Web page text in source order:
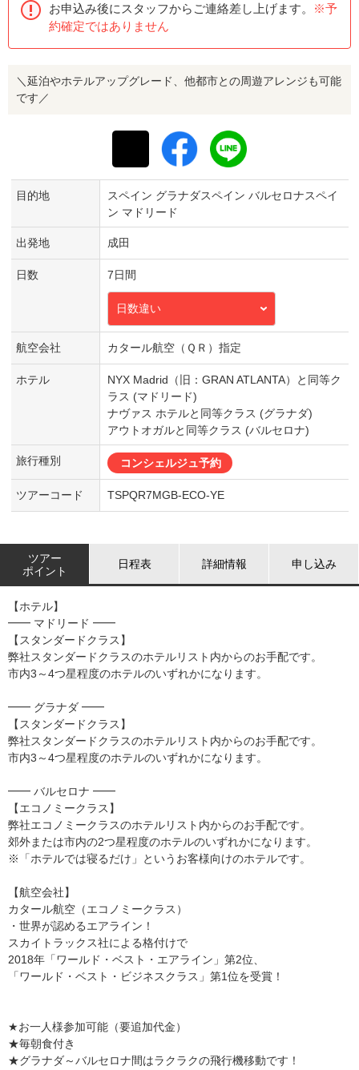
お申込み後にスタッフからご連絡差し上げます。
※予
約確定ではありません
＼延泊やホテルアップグレード、他都市との周遊アレンジも可能
です／
目的地
スペイン グラナダスペイン バルセロナスペイ
ン マドリード
出発地 成田
日数 7日間
日数違い
航空会社 カタール航空（ＱＲ）指定
ホテル
NYX Madrid（旧：GRAN ATLANTA）と同等ク
ラス (マドリード)
ナヴァス ホテルと同等クラス (グラナダ)
アウトオガルと同等クラス (バルセロナ)
旅行種別 コンシェルジュ予約
ツアーコード TSPQR7MGB-ECO-YE
ツアー
ポイント
日程表 詳細情報 申し込み
【ホテル】
━━ マドリード ━━
【スタンダードクラス】
弊社スタンダードクラスのホテルリスト内からのお手配です。
市内3～4つ星程度のホテルのいずれかになります。
━━ グラナダ ━━
【スタンダードクラス】
弊社スタンダードクラスのホテルリスト内からのお手配です。
市内3～4つ星程度のホテルのいずれかになります。
━━ バルセロナ ━━
【エコノミークラス】
弊社エコノミークラスのホテルリスト内からのお手配です。
郊外または市内の2つ星程度のホテルのいずれかになります。
※「ホテルでは寝るだけ」というお客様向けのホテルです。
【航空会社】
カタール航空（エコノミークラス）
・世界が認めるエアライン！
スカイトラックス社による格付けで
2018年「ワールド・ベスト・エアライン」第2位、
「ワールド・ベスト・ビジネスクラス」第1位を受賞！
★お一人様参加可能（要追加代金）
★毎朝食付き
★グラナダ～バルセロナ間はラクラクの飛行機移動です！